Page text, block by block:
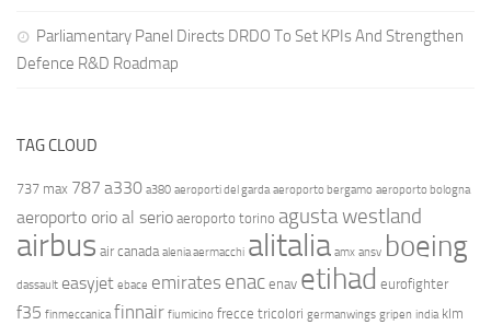
Parliamentary Panel Directs DRDO To Set KPIs And Strengthen
Defence R&D Roadmap
TAG CLOUD
737 max 787 a330 a380 aeroporti del garda aeroporto bergamo aeroporto bologna
aeroporto orio al serio aeroporto torino agusta westland
airbus air canada alenia aermacchi alitalia amx ansv boeing
dassault easyjet ebace emirates enac enav etihad eurofighter
f35 finmeccanica finnair fiumicino frecce tricolori germanwings gripen india klm